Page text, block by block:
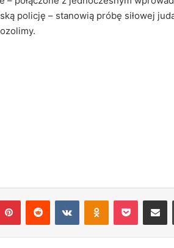
policję – stanowią próbę siłowej